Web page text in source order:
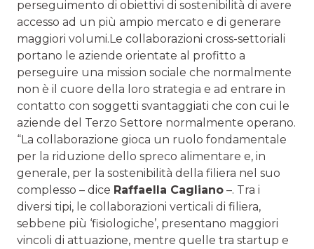
perseguimento di obiettivi di sostenibilità di avere
accesso ad un più ampio mercato e di generare
maggiori volumi.Le collaborazioni cross-settoriali
portano le aziende orientate al profitto a
perseguire una mission sociale che normalmente
non è il cuore della loro strategia e ad entrare in
contatto con soggetti svantaggiati che con cui le
aziende del Terzo Settore normalmente operano.
“La collaborazione gioca un ruolo fondamentale
per la riduzione dello spreco alimentare e, in
generale, per la sostenibilità della filiera nel suo
complesso – dice Raffaella Cagliano –. Tra i
diversi tipi, le collaborazioni verticali di filiera,
sebbene più ‘fisiologiche’, presentano maggiori
vincoli di attuazione, mentre quelle tra startup e